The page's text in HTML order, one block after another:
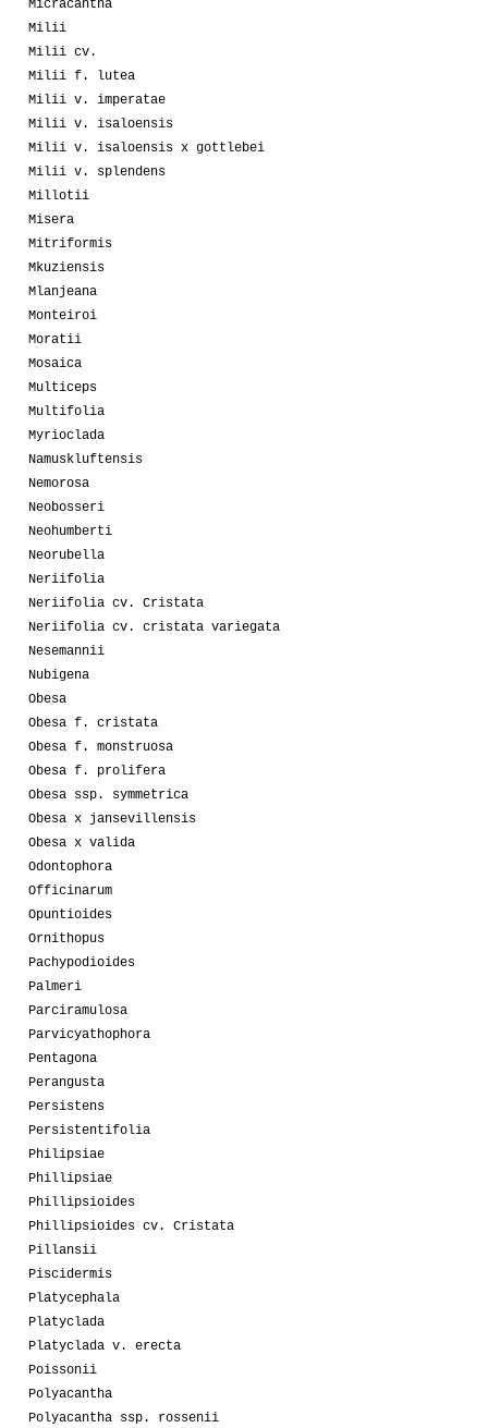
Micracantha
Milii
Milii cv.
Milii f. lutea
Milii v. imperatae
Milii v. isaloensis
Milii v. isaloensis x gottlebei
Milii v. splendens
Millotii
Misera
Mitriformis
Mkuziensis
Mlanjeana
Monteiroi
Moratii
Mosaica
Multiceps
Multifolia
Myrioclada
Namuskluftensis
Nemorosa
Neobosseri
Neohumberti
Neorubella
Neriifolia
Neriifolia cv. Cristata
Neriifolia cv. cristata variegata
Nesemannii
Nubigena
Obesa
Obesa f. cristata
Obesa f. monstruosa
Obesa f. prolifera
Obesa ssp. symmetrica
Obesa x jansevillensis
Obesa x valida
Odontophora
Officinarum
Opuntioides
Ornithopus
Pachypodioides
Palmeri
Parciramulosa
Parvicyathophora
Pentagona
Perangusta
Persistens
Persistentifolia
Philipsiae
Phillipsiae
Phillipsioides
Phillipsioides cv. Cristata
Pillansii
Piscidermis
Platycephala
Platyclada
Platyclada v. erecta
Poissonii
Polyacantha
Polyacantha ssp. rossenii